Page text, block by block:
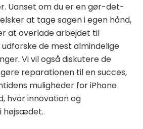
Uanset om du er en gør-det-
at tage sagen i egen hånd,
at overlade arbejdet til
udforske de mest almindelige
Vi vil også diskutere de
reparationen til en succes,
muligheder for iPhone
hvor innovation og
højsædet.